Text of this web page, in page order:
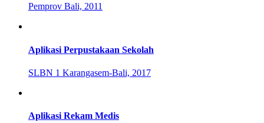
Pemprov Bali, 2011
Aplikasi Perpustakaan Sekolah
SLBN 1 Karangasem-Bali, 2017
Aplikasi Rekam Medis